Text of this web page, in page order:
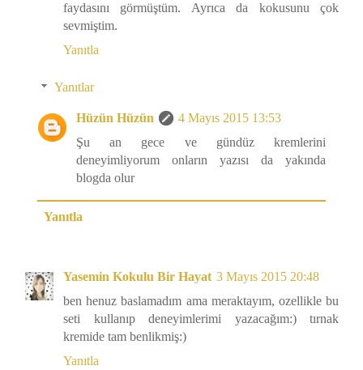
faydasını görmüştüm. Ayrıca da kokusunu çok
sevmiştim.
Yanıtla
Yanıtlar
Hüzün Hüzün
4 Mayıs 2015 13:53
Şu an gece ve gündüz kremlerini
deneyimliyorum onların yazısı da yakında
blogda olur
Yanıtla
Yasemin Kokulu Bir Hayat 3 Mayıs 2015 20:48
ben henuz baslamadım ama meraktayım, ozellikle bu
seti kullanıp deneyimlerimi yazacağım:) tırnak
kremide tam benlikmiş:)
Yanıtla